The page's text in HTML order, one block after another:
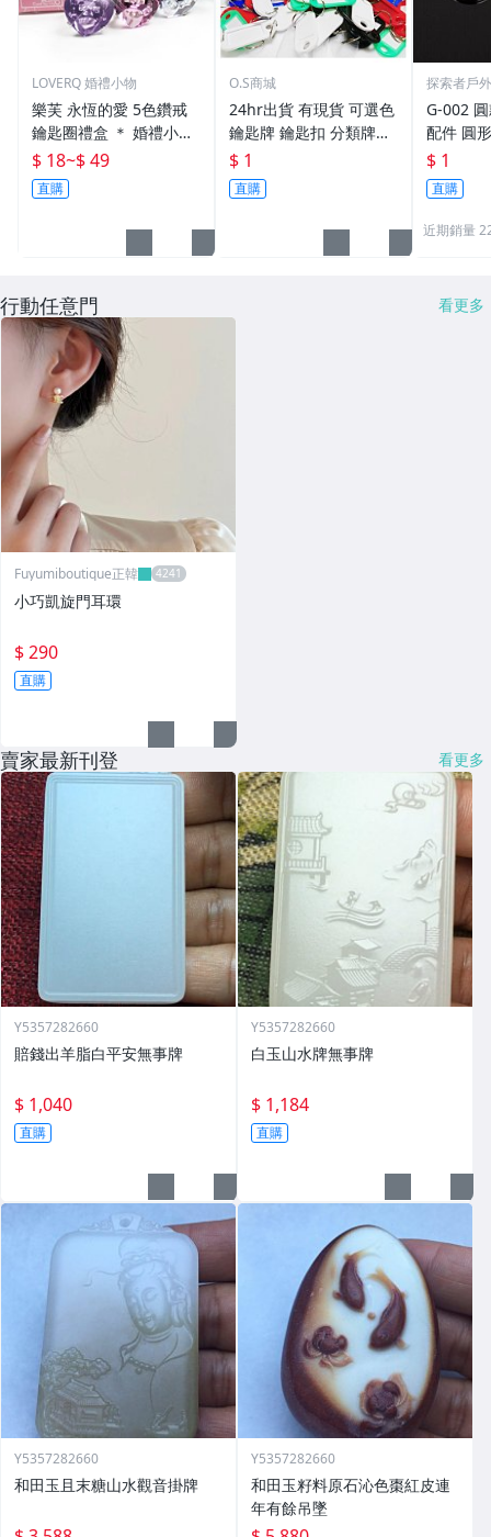
LOVERQ 婚禮小物
樂芙 永恆的愛 5色鑽戒
鑰匙圈禮盒 ＊ 婚禮小物
二次進場 工商禮贈品 戒
指鑰匙圈 鑽石鑰匙扣 大
鑽戒 送客禮 活動贈品
$ 18~$ 49
直購
O.S商城
24hr出貨 有現貨 可選色
鑰匙牌 鑰匙扣 分類牌鎖
匙 分類牌 塑膠鑰匙牌 鑰
匙扣 號碼牌 分類牌 標記
鑰匙吊牌 掛牌
$ 1
直購
探索者戶
G-002
配件 圓
鑰匙圈
單個鑰
$ 1
直購
近期銷量
行動任意門 看更多
Fuyumiboutique正韓
小巧凱旋門耳環
$ 290
直購
賣家最新刊登 看更多
Y5357282660
賠錢出羊脂白平安無事牌
$ 1,040
直購
Y5357282660
白玉山水牌無事牌
$ 1,184
直購
Y5357282660
和田玉且末糖山水觀音掛牌
Y5357282660
和田玉籽料原石沁色棗紅皮連
年有餘吊墜